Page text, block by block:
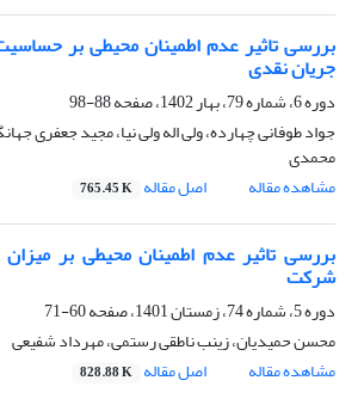
بررسی تاثیر عدم اطمینان محیطی بر
جریان نقدی
دوره 6، شماره 79، بهار 1402، صفحه
88-98
جواد طوفانی چهارده، ولی اله ولی نیا، مجید جعفری
محمدی
مشاهده مقاله
اصل مقاله 765.45 K
بررسی تاثیر عدم اطمینان محیطی بر
شرکت
دوره 5، شماره 74، زمستان 1401، صفحه
60-71
محسن حمیدیان، زینب ناطقی رستمی، مهرداد شفیعی
مشاهده مقاله
اصل مقاله 828.88 K